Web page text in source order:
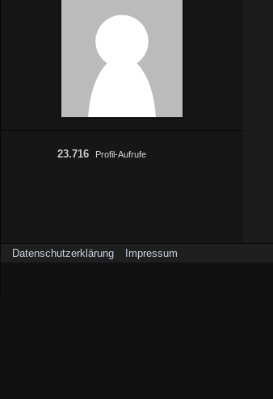
Profil-Aufrufe
23.716
Datenschutzerklärung Impressum